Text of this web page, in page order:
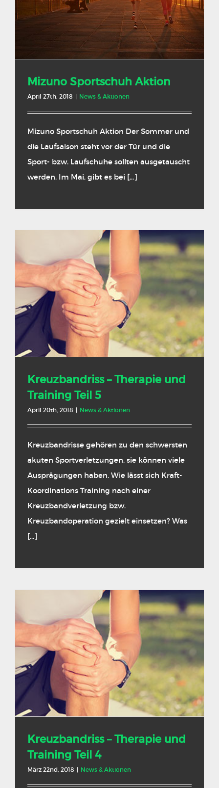
Mizuno Sportschuh Aktion
April 27th, 2018 | News & Aktionen
Mizuno Sportschuh Aktion Der Sommer und
die Laufsaison steht vor der Tür und die
Sport- bzw. Laufschuhe sollten ausgetauscht
werden. Im Mai, gibt es bei [...]
Kreuzbandriss – Therapie und
Training Teil 5
April 20th, 2018 | News & Aktionen
Kreuzbandrisse gehören zu den schwersten
akuten Sportverletzungen, sie können viele
Ausprägungen haben. Wie lässt sich Kraft-
Koordinations Training nach einer
Kreuzbandverletzung bzw.
Kreuzbandoperation gezielt einsetzen? Was
[...]
Kreuzbandriss – Therapie und
Training Teil 4
März 22nd, 2018 | News & Aktionen